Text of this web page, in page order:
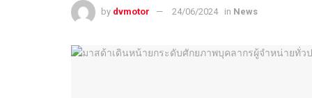
by dvmotor 24/06/2024 in News